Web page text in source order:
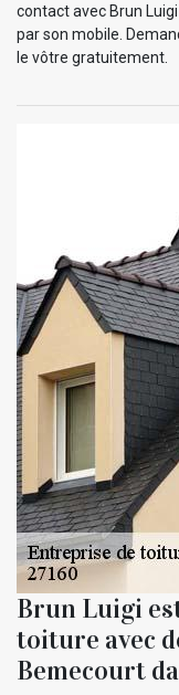
contact avec Brun
par son mobile.
le vôtre gratuitement.
Brun Luigi
toiture avec
Bemecourt